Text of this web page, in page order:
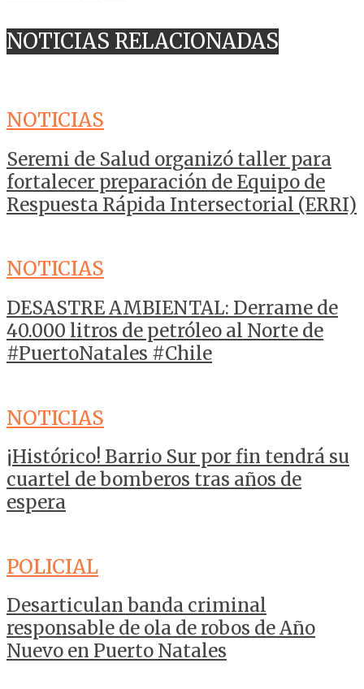
NOTICIAS RELACIONADAS
NOTICIAS
Seremi de Salud organizó taller para
fortalecer preparación de Equipo de
Respuesta Rápida Intersectorial (ERRI)
NOTICIAS
DESASTRE AMBIENTAL: Derrame de
40.000 litros de petróleo al Norte de
#PuertoNatales #Chile
NOTICIAS
¡Histórico! Barrio Sur por fin tendrá su
cuartel de bomberos tras años de
espera
POLICIAL
Desarticulan banda criminal
responsable de ola de robos de Año
Nuevo en Puerto Natales